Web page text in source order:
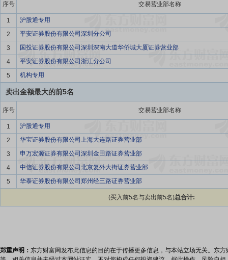
序号 交易营业部名称
1
沪股通专用
2
平安证券股份有限公司深圳分公司
3
国投证券股份有限公司深圳深南大道华侨城大厦证券营业部
4
平安证券股份有限公司浙江分公司
5
机构专用
卖出金额最大的前5名
序号 交易营业部名称
1
沪股通专用
2
华宝证券股份有限公司上海大连路证券营业部
3
申万宏源证券有限公司深圳金田路证券营业部
4
中信证券股份有限公司北京复外大街证券营业部
5
华泰证券股份有限公司郑州经三路证券营业部
(买入前5名与卖出前5名)总合计:
郑重声明： 东方财富网发布此信息的目的在于传播更多信息，与本站立场无关。东